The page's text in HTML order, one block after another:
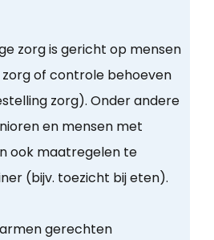
zorg is gericht op mensen
of controle behoeven
zorg). Onder andere
en mensen met
ook maatregelen te
(bijv. toezicht bij eten).
gerechten